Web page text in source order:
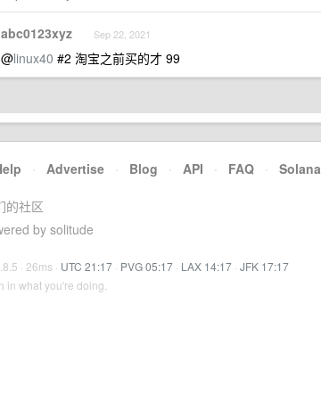
abc0123xyz Sep 22, 2021
@linux40 #2 淘宝之前买的才 99
· Advertise · Blog · API · FAQ · Solana
的社区
by solitude
· 26ms · UTC 21:17 · PVG 05:17 · LAX 14:17 · JFK 17:17
in what you're doing.